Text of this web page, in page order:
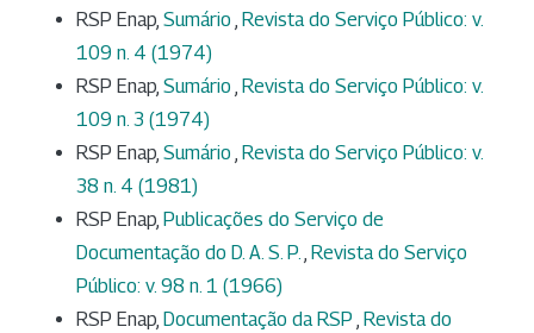
RSP Enap, Sumário , Revista do Serviço Público: v.
109 n. 4 (1974)
RSP Enap, Sumário , Revista do Serviço Público: v.
109 n. 3 (1974)
RSP Enap, Sumário , Revista do Serviço Público: v.
38 n. 4 (1981)
RSP Enap, Publicações do Serviço de
Documentação do D. A. S. P., Revista do Serviço
Público: v. 98 n. 1 (1966)
RSP Enap, Documentação da RSP , Revista do